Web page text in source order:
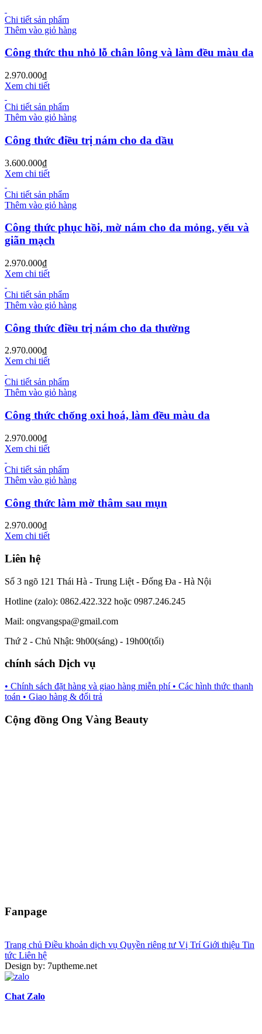
Chi tiết sản phẩm
Thêm vào giỏ hàng
Công thức thu nhỏ lỗ chân lông và làm đều màu da
2.970.000₫
Xem chi tiết
Chi tiết sản phẩm
Thêm vào giỏ hàng
Công thức điều trị nám cho da dầu
3.600.000₫
Xem chi tiết
Chi tiết sản phẩm
Thêm vào giỏ hàng
Công thức phục hồi, mờ nám cho da mỏng, yếu và
giãn mạch
2.970.000₫
Xem chi tiết
Chi tiết sản phẩm
Thêm vào giỏ hàng
Công thức điều trị nám cho da thường
2.970.000₫
Xem chi tiết
Chi tiết sản phẩm
Thêm vào giỏ hàng
Công thức chống oxi hoá, làm đều màu da
2.970.000₫
Xem chi tiết
Chi tiết sản phẩm
Thêm vào giỏ hàng
Công thức làm mờ thâm sau mụn
2.970.000₫
Xem chi tiết
Liên hệ
Số 3 ngõ 121 Thái Hà - Trung Liệt - Đống Đa - Hà Nội
Hotline (zalo): 0862.422.322 hoặc 0987.246.245
Mail: ongvangspa@gmail.com
Thứ 2 - Chủ Nhật: 9h00(sáng) - 19h00(tối)
chính sách Dịch vụ
• Chính sách đặt hàng và giao hàng miễn phí • Các hình thức thanh
toán • Giao hàng & đổi trả
Cộng đồng Ong Vàng Beauty
Fanpage
Trang chủ Điều khoản dịch vụ Quyền riêng tư Vị Trí Giới thiệu Tin
tức Liên hệ
Design by: 7uptheme.net
Chat Zalo